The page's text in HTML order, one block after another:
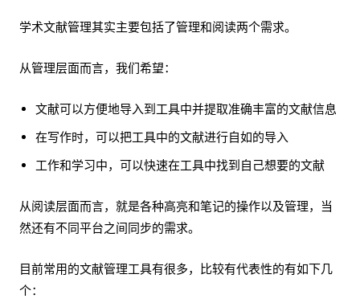
学术文献管理其实主要包括了管理和阅读两个需求。
从管理层面而言，我们希望：
文献可以方便地导入到工具中并提取准确丰富的文献信息
在写作时，可以把工具中的文献进行自如的导入
工作和学习中，可以快速在工具中找到自己想要的文献
从阅读层面而言，就是各种高亮和笔记的操作以及管理，当
然还有不同平台之间同步的需求。
目前常用的文献管理工具有很多，比较有代表性的有如下几
个：